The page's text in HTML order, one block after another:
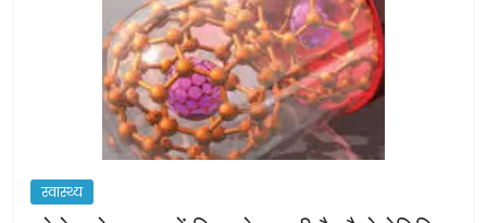
स्वास्थ्य